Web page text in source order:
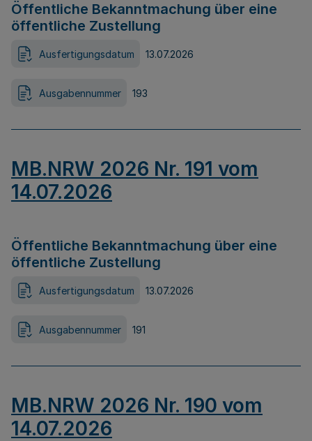
Öffentliche Bekanntmachung über eine
öffentliche Zustellung
Ausfertigungsdatum 13.07.2026
Ausgabennummer 193
MB.NRW 2026 Nr. 191 vom
14.07.2026
Öffentliche Bekanntmachung über eine
öffentliche Zustellung
Ausfertigungsdatum 13.07.2026
Ausgabennummer 191
MB.NRW 2026 Nr. 190 vom
14.07.2026